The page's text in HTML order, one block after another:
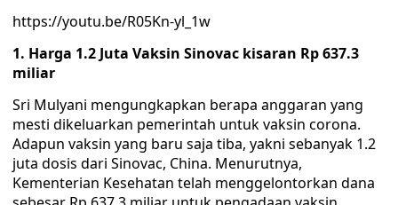
https://youtu.be/R05Kn-yl_1w
1. Harga 1.2 Juta Vaksin Sinovac kisaran Rp 637.3
miliar
Sri Mulyani mengungkapkan berapa anggaran yang
mesti dikeluarkan pemerintah untuk vaksin corona.
Adapun vaksin yang baru saja tiba, yakni sebanyak 1.2
juta dosis dari Sinovac, China. Menurutnya,
Kementerian Kesehatan telah menggelontorkan dana